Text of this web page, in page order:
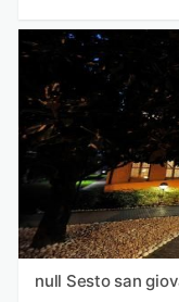
null Sesto san